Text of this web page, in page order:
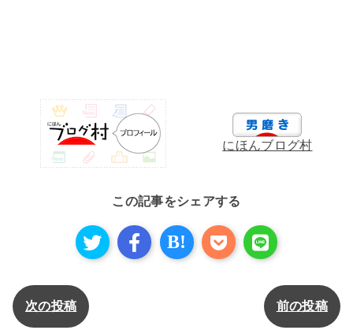
にほんブログ村
この記事をシェアする
B!
次の投稿 前の投稿